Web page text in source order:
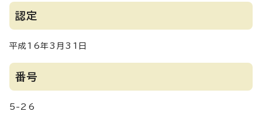
認定
平成16年3月31日
番号
5-26